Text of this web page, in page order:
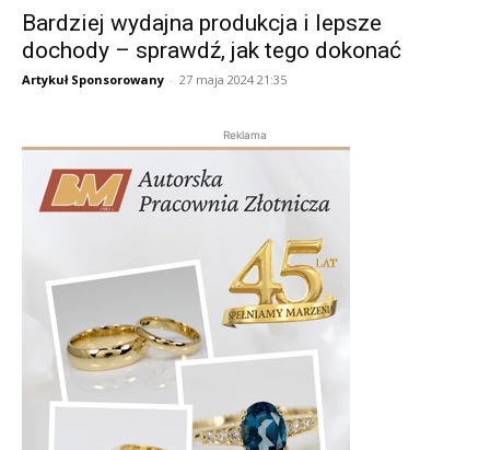
Bardziej wydajna produkcja i lepsze
dochody – sprawdź, jak tego dokonać
Artykuł Sponsorowany - 27 maja 2024 21:35
Reklama